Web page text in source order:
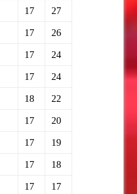
17 27
17 26
17 24
17 24
18 22
17 20
17 19
17 18
17 17